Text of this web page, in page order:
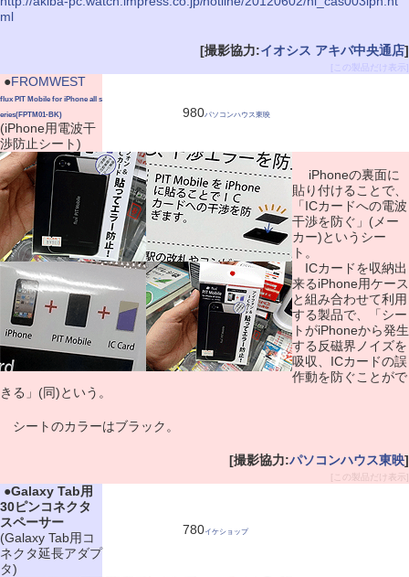
ml
[撮影協力:イオシス アキバ中央通店]
[この製品だけ表示]
●FROMWEST
flux PIT Mobile for iPhone all s
eries(FPTM01-BK)
(iPhone用電波干
渉防止シート)
980パソコンハウス東映
iPhoneの裏面に
貼り付けることで、
「ICカードへの電波
干渉を防ぐ」(メー
カー)というシー
ト。
ICカードを収納出
来るiPhone用ケース
と組み合わせて利用
する製品で、「シー
トがiPhoneから発生
する反磁界ノイズを
吸収、ICカードの誤
作動を防ぐことがで
きる」(同)という。
シートのカラーはブラック。
[撮影協力:パソコンハウス東映]
[この製品だけ表示]
●Galaxy Tab用
30ピンコネクタ
スペーサー
(Galaxy Tab用コ
ネクタ延長アダプ
タ)
780イケショップ